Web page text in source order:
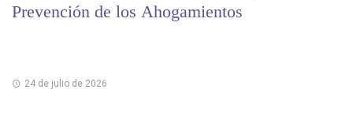
Prevención de los Ahogamientos
24 de julio de 2026